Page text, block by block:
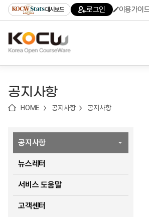
기
기
기
content)
가
대시보드 로그인 이용가이
공지사항
HOME 공지사항 공지사항
공지사항
뉴스레터
서비스 도움말
고객센터